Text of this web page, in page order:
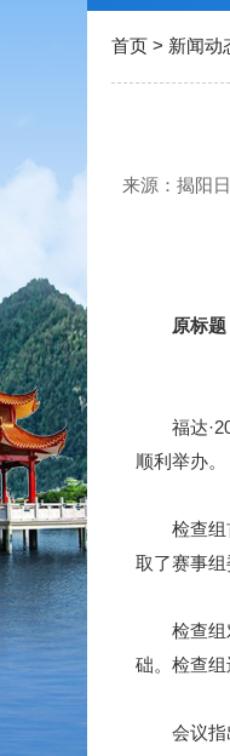
首页 > 新闻动
来源：揭阳
原标题：
福达
顺利举办。
检查组首
取了赛事
检查组对
础。检查
会议指出